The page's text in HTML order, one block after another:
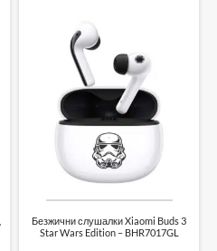
Безжични слушалки Xiaomi Buds 3
Star Wars Edition – BHR7017GL